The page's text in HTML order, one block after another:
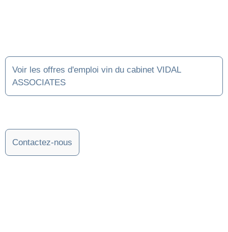
Voir les offres d'emploi vin du cabinet VIDAL
ASSOCIATES
Contactez-nous